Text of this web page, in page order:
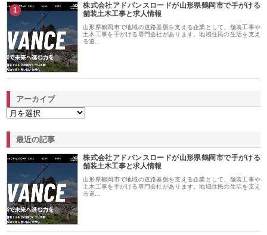
1
株式会社アドバンスロードが山形県鶴岡市で手がける
舗装土木工事と求人情報
山形県鶴岡市で地域の道路基盤を支える企業として、舗装工事や
土木工事を手がける専門会社があります。地域住民の生活を支え
る道…
アーカイブ
最近の記事
株式会社アドバンスロードが山形県鶴岡市で手がける
舗装土木工事と求人情報
山形県鶴岡市で地域の道路基盤を支える企業として、舗装工事や
土木工事を手がける専門会社があります。地域住民の生活を支え
る道…